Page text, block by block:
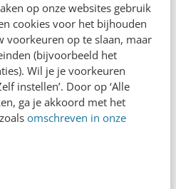
op onze websites gebruik
cookies voor het bijhouden
voorkeuren op te slaan, maar
(bijvoorbeeld het
Wil je je voorkeuren
instellen’. Door op ‘Alle
ga je akkoord met het
omschreven in onze